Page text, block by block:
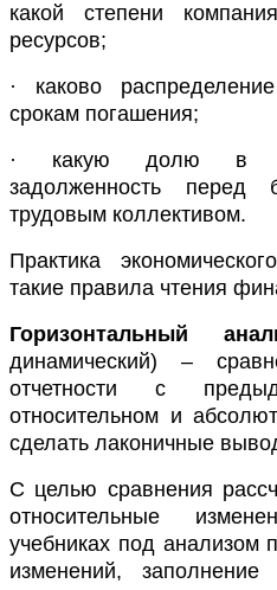
какой степени
ресурсов;
· каково
срокам погашения;
· какую долю в
задолженность
трудовым коллективом.
Практика
такие правила чтения
Горизонтальный
динамический) –
отчетности с
относительном и
сделать лаконичные
С целью сравнения
относительные
учебниках под анализом
изменений, заполнение